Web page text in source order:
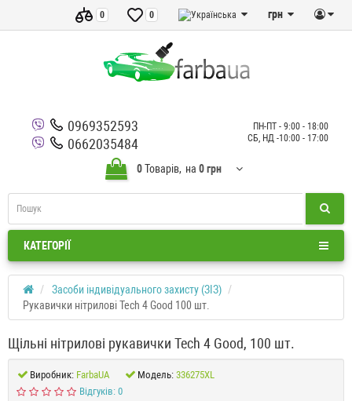
грн
0
0
0969352593
0662035484
ПН-ПТ - 9:00 - 18:00
СБ, НД -10:00 - 17:00
0Товарів, на 0 грн
КАТЕГОРІЇ
Засоби індивідуального захисту (ЗІЗ)
Рукавички нітрилові Tech 4 Good 100 шт.
Щільні нітрилові рукавички Tech 4 Good, 100 шт.
Виробник: FarbaUA Модель: 336275XL
Відгуків: 0